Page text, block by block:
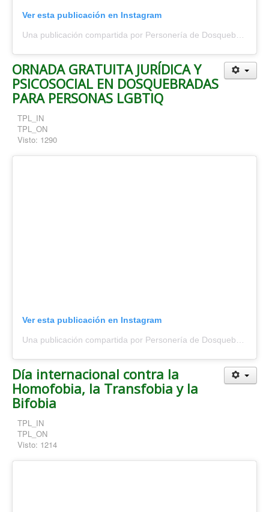
Ver esta publicación en Instagram
ORNADA GRATUITA JURÍDICA Y
PSICOSOCIAL EN DOSQUEBRADAS
PARA PERSONAS LGBTIQ
TPL_IN
TPL_ON
Visto: 1290
Ver esta publicación en Instagram
Día internacional contra la
Homofobia, la Transfobia y la
Bifobia
TPL_IN
TPL_ON
Visto: 1214